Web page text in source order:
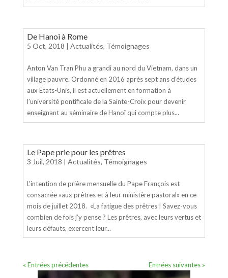
De Hanoi à Rome
5 Oct, 2018 | Actualités, Témoignages
Anton Van Tran Phu a grandi au nord du Vietnam, dans un
village pauvre. Ordonné en 2016 après sept ans d’études
aux États-Unis, il est actuellement en formation à
l’université pontificale de la Sainte-Croix pour devenir
enseignant au séminaire de Hanoï qui compte plus...
Le Pape prie pour les prêtres
3 Juil, 2018 | Actualités, Témoignages
L’intention de prière mensuelle du Pape François est
consacrée «aux prêtres et à leur ministère pastoral» en ce
mois de juillet 2018. «La fatigue des prêtres ! Savez-vous
combien de fois j’y pense ? Les prêtres, avec leurs vertus et
leurs défauts, exercent leur...
« Entrées précédentes Entrées suivantes »